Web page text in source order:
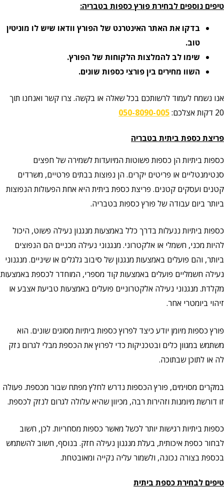
טיפים נוספים לבחירת פורץ כספות בטבריה:
בדקו את האתר האינטרנט של הפורץ וודאו שיש לו מוניטין
טוב.
שימו לב להמלצות הלקוחות של הפורץ.
השוו מחירים בין פורצי כספות שונים.
אנו נשמח לעמוד לרשותכם בכל שאלה או בקשה. צרו קשר ואנחנו תוך
20 דקות אצלכם:
050-8090-005
פריצת כספת ביתית בטבריה
כספות ביתיות הן כספות פשוטות המיועדות לשמירה של חפצים
סנטימנטליים או פריטים יקרים. הן נפוצות בבתים פרטיים, משרדים
קטנים ועסקים קטנים. פריצת כספת ביתית היא אחת הפעולות הנפוצות
ביותר ביום עבודה של פורץ כספות בטבריה.
כספות ביתיות ננעלות בדרך כלל באמצעות מנגנון נעילה פשוט, היכול
להיות מכני, חשמלי או אלקטרוני. מנגנוני נעילה מכניים הם הנפוצים
ביותר, והם פועלים באמצעות מנגנון של סיבוב גלגלים או שיניים. מנגנוני
נעילה חשמליים פועלים באמצעות קוד מספרי, המוחדר לכספת באמצעות
מקלדת. מנגנוני נעילה אלקטרוניים פועלים באמצעות טביעת אצבע או
זיהוי ביומטרי אחר.
פורץ כספות מיומן יודע כיצד לפרוץ כספות ביתיות מסוגים שונים. הוא
משתמש במגוון כלים ובטכניקות כדי לפרוץ את הכספת מבלי לגרום נזק
לה או לתוכן שבתוכה.
במקרים מסוימים, פורץ הכספות נדרש לחלץ מפתח שבור מכספת. פעולה
זו דורשת מיומנות וזהירות רבה, מכיוון שהיא עלולה לגרום לנזק לכספת.
כספות ביתיות רגישות יותר לכשל מאשר כספות מסחריות. לכן, חשוב
לבחור כספת איכותית, בעלת מנגנון נעילה חזק. בנוסף, חשוב להשתמש
בכספת בצורה נכונה, ולשמור עליה נקייה ומאובטחת.
טיפים לבחירת כספת ביתית